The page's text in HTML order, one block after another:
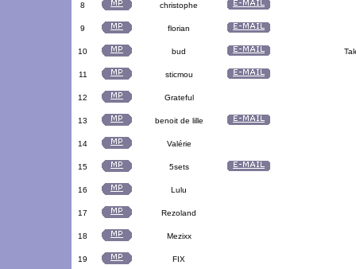
8 christophe
9 florian
10 bud
11 sticmou
12 Grateful
13 benoit de lille
14 Valérie
15 5sets
16 Lulu
17 Rezoland
18 Mezixx
19 FIX